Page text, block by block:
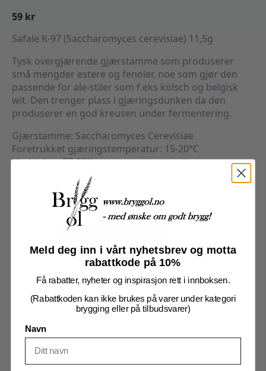
59 kr
Safale K-97 (Saccharomyces cerevisiae) 11,5g
Tysk overgjærende gjærstamme som produserer
små mengder estere og fenoler, noe som gjør den
passende for ale-stiler som f.eks kölsch og belgisk
wit. Den trenger plass i gjæringsdunken da den
produserer en god kreusen under fermentering.
Gjærstamme: Saccharomyces Cerevisiae
Foretrukket gjæringstemperatur: 15-20°C
Utgjæring: 77-82%
Flokkulering: Høy
Tilleggsinformasjon
Meld deg inn i vårt nyhetsbrev og motta
rabattkode på 10%
Få rabatter, nyheter og inspirasjon rett i innboksen.
(Rabattkoden kan ikke brukes på varer under kategori
brygging eller på tilbudsvarer)
Navn